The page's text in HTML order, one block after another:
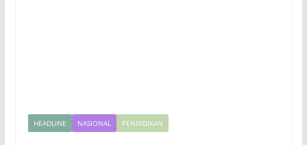
HEADLINE NASIONAL PENDIDIKAN